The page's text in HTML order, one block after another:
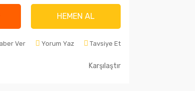
HEMEN AL
Ver Yorum Yaz Tavsiye Et
Karşılaştır